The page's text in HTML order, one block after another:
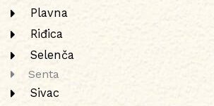
Plavna
Riđica
Selenča
Senta
Sivac